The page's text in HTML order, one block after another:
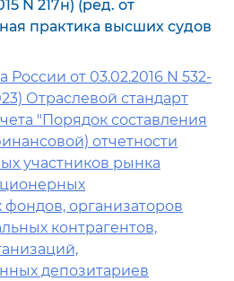
N 217н) (ред. от
практика высших судов
от 03.02.2016 N 532-
Отраслевой стандарт
"Порядок составления
отчетности
участников рынка
организаторов
контрагентов,
депозитариев